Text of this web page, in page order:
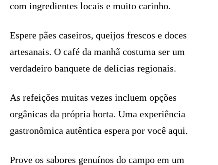
com ingredientes locais e muito carinho.
Espere pães caseiros, queijos frescos e doces
artesanais. O café da manhã costuma ser um
verdadeiro banquete de delícias regionais.
As refeições muitas vezes incluem opções
orgânicas da própria horta. Uma experiência
gastronômica autêntica espera por você aqui.
Prove os sabores genuínos do campo em um